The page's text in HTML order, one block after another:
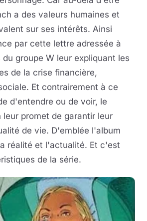
a des valeurs humaines et
sur ses intérêts. Ainsi
par cette lettre adressée à
groupe W leur expliquant les
de la crise financière,
Et contrairement à ce
d'entendre ou de voir, le
leur promet de garantir leur
de vie. D'emblée l'album
réalité et l'actualité. Et c'est
de la série.